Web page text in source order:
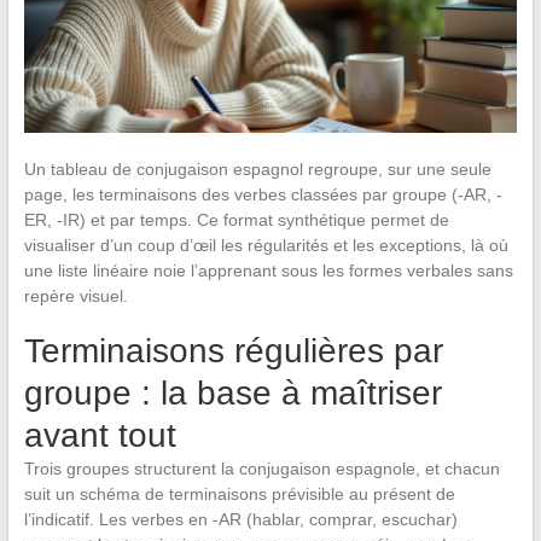
Un tableau de conjugaison espagnol regroupe, sur une seule
page, les terminaisons des verbes classées par groupe (-AR, -
ER, -IR) et par temps. Ce format synthétique permet de
visualiser d’un coup d’œil les régularités et les exceptions, là où
une liste linéaire noie l’apprenant sous les formes verbales sans
repère visuel.
Terminaisons régulières par
groupe : la base à maîtriser
avant tout
Trois groupes structurent la conjugaison espagnole, et chacun
suit un schéma de terminaisons prévisible au présent de
l’indicatif. Les verbes en -AR (hablar, comprar, escuchar)